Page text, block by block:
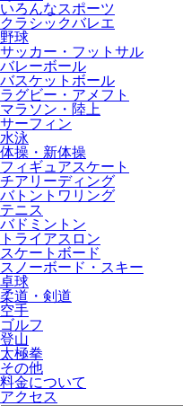
いろんなスポーツ
クラシックバレエ
野球
サッカー・フットサル
バレーボール
バスケットボール
ラグビー・アメフト
マラソン・陸上
サーフィン
水泳
体操・新体操
フィギュアスケート
チアリーディング
バトントワリング
テニス
バドミントン
トライアスロン
スケートボード
スノーボード・スキー
卓球
柔道・剣道
空手
ゴルフ
登山
太極拳
その他
料金について
アクセス